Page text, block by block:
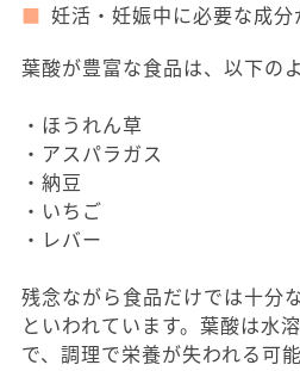
妊活・妊娠中に必要な成
葉酸が豊富な食品は、以下の
・ほうれん草
・アスパラガス
・納豆
・いちご
・レバー
残念ながら食品だけでは十分
といわれています。葉酸は水
で、調理で栄養が失われる可